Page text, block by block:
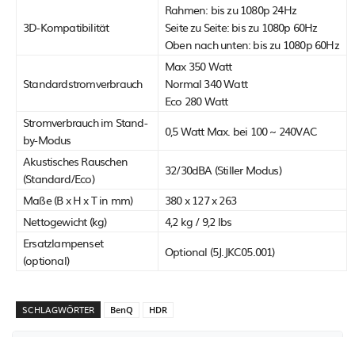
3D-Kompatibilität
Rahmen: bis zu 1080p 24Hz
Seite zu Seite: bis zu 1080p 60Hz
Oben nach unten: bis zu 1080p 60Hz
Standardstromverbrauch
Max 350 Watt
Normal 340 Watt
Eco 280 Watt
Stromverbrauch im Stand-
by-Modus
0,5 Watt Max. bei 100 ~ 240VAC
Akustisches Rauschen
(Standard/Eco)
32/30dBA (Stiller Modus)
Maße (B x H x T in mm)
380 x 127 x 263
Nettogewicht (kg)
4,2 kg / 9,2 lbs
Ersatzlampenset
(optional)
Optional (5J.JKC05.001)
SCHLAGWÖRTER BenQ HDR